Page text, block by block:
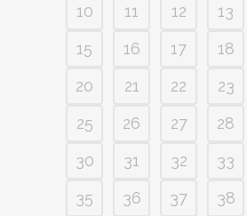
10
11 12 13
15
16 17 18
20
21 22 23
25
26 27 28
30
31 32 33
35
36 37 38